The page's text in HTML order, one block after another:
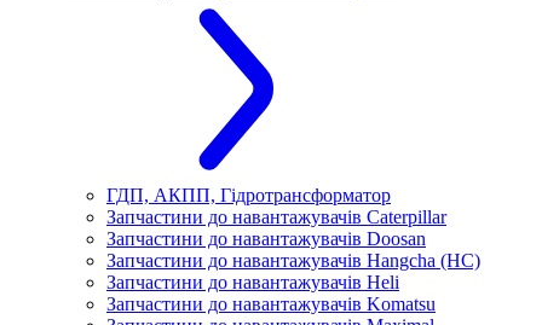
ГДП, АКПП, Гідротрансформатор
Запчастини до навантажувачів Caterpillar
Запчастини до навантажувачів Doosan
Запчастини до навантажувачів Hangcha (HC)
Запчастини до навантажувачів Heli
Запчастини до навантажувачів Komatsu